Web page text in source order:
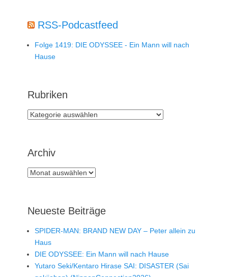
RSS-Podcastfeed
Folge 1419: DIE ODYSSEE - Ein Mann will nach
Hause
Rubriken
Rubriken
Archiv
Archiv
Neueste Beiträge
SPIDER-MAN: BRAND NEW DAY – Peter allein zu
Haus
DIE ODYSSEE: Ein Mann will nach Hause
Yutaro Seki/Kentaro Hirase SAI: DISASTER (Sai